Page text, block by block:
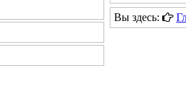
Вы здесь: